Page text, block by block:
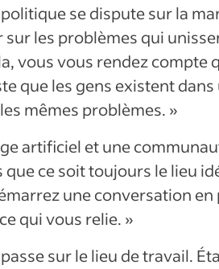
se dispute sur la
les problèmes qui
vous vous rendez compte
que les gens existent
mêmes problèmes. »
artificiel et une
ce soit toujours le lieu
une conversation
qui vous relie. »
sur le lieu de travail.